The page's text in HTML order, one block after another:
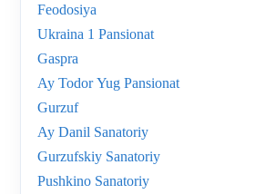
Feodosiya
Ukraina 1 Pansionat
Gaspra
Ay Todor Yug Pansionat
Gurzuf
Ay Danil Sanatoriy
Gurzufskiy Sanatoriy
Pushkino Sanatoriy